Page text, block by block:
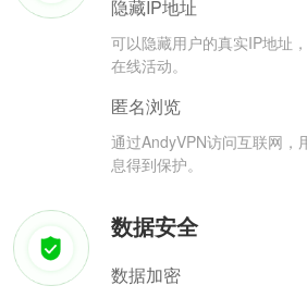
隐藏IP地址
可以隐藏用户的真实IP地址
在线活动。
匿名浏览
通过AndyVPN访问互联网，
息得到保护。
数据安全
数据加密